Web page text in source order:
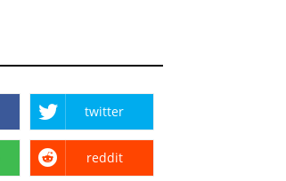
twitter
reddit